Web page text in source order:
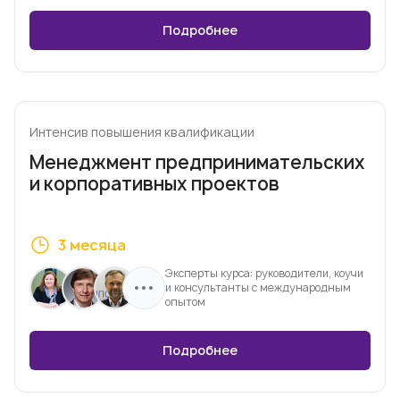
Подробнее
Интенсив повышения квалификации
Менеджмент предпринимательских
и корпоративных проектов
3 месяца
Эксперты курса: руководители, коучи
и консультанты с международным
опытом
Подробнее